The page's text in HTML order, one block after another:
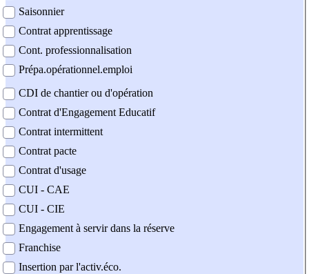
Saisonnier
Contrat apprentissage
Cont. professionnalisation
Prépa.opérationnel.emploi
CDI de chantier ou d'opération
Contrat d'Engagement Educatif
Contrat intermittent
Contrat pacte
Contrat d'usage
CUI - CAE
CUI - CIE
Engagement à servir dans la réserve
Franchise
Insertion par l'activ.éco.